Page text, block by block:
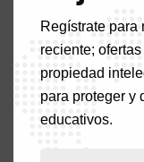
Julio de 2026
Junio ​​de 2026
Mayo de 2026
Regístrate para
reciente;
propiedad
para proteger y
educativos.